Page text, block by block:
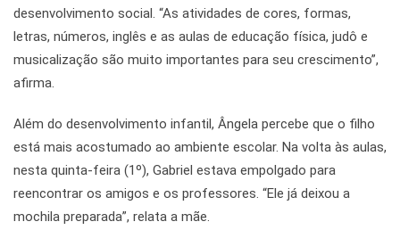
desenvolvimento social. “As atividades de cores, formas,
letras, números, inglês e as aulas de educação física, judô e
musicalização são muito importantes para seu crescimento”,
afirma.
Além do desenvolvimento infantil, Ângela percebe que o filho
está mais acostumado ao ambiente escolar. Na volta às aulas,
nesta quinta-feira (1º), Gabriel estava empolgado para
reencontrar os amigos e os professores. “Ele já deixou a
mochila preparada”, relata a mãe.